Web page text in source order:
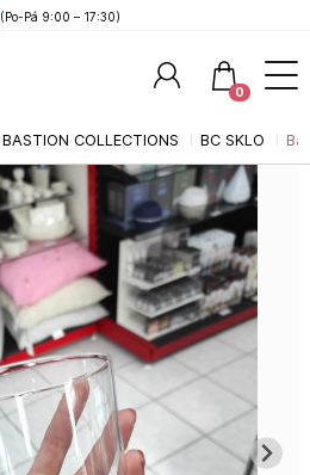
BASTION COLLECTIONS BC SKLO
(Po-Pá 9:00 – 17:30)
0